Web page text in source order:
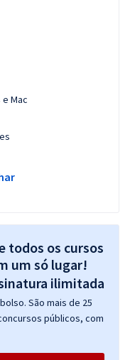
Mac
todos os cursos
um só lugar!
São mais de 25
públicos, com